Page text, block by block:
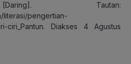
Tautan:
literasi/pengertian-
ciri_Pantun. Diakses 4 Agustus